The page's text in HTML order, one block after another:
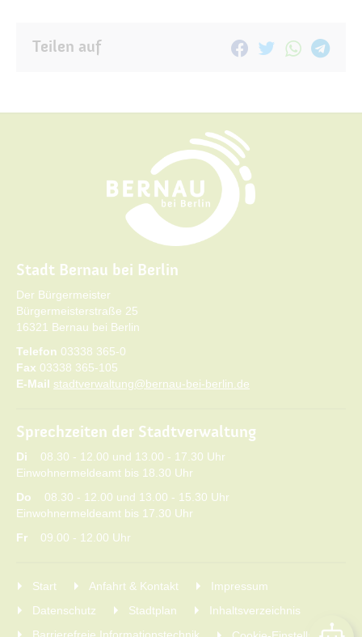
Teilen auf
Stadt Bernau bei Berlin
Der Bürgermeister
Bürgermeisterstraße 25
16321 Bernau bei Berlin
Telefon 03338 365-0
Fax 03338 365-105
E-Mail stadtverwaltung@bernau-bei-berlin.de
Sprechzeiten der Stadtverwaltung
Di 08.30 - 12.00 und 13.00 - 17.30 Uhr
Einwohnermeldeamt bis 18.30 Uhr
Do 08.30 - 12.00 und 13.00 - 15.30 Uhr
Einwohnermeldeamt bis 17.30 Uhr
Fr 09.00 - 12.00 Uhr
Start Anfahrt & Kontakt
Impressum
Datenschutz
Stadtplan
Inhaltsverzeichnis